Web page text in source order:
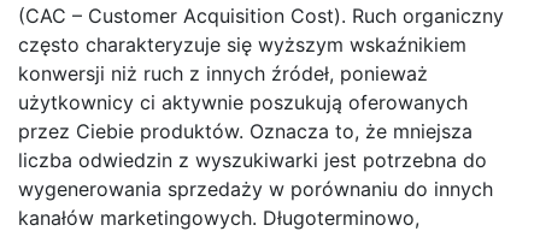
(CAC – Customer Acquisition Cost). Ruch organiczny
często charakteryzuje się wyższym wskaźnikiem
konwersji niż ruch z innych źródeł, ponieważ
użytkownicy ci aktywnie poszukują oferowanych
przez Ciebie produktów. Oznacza to, że mniejsza
liczba odwiedzin z wyszukiwarki jest potrzebna do
wygenerowania sprzedaży w porównaniu do innych
kanałów marketingowych. Długoterminowo,